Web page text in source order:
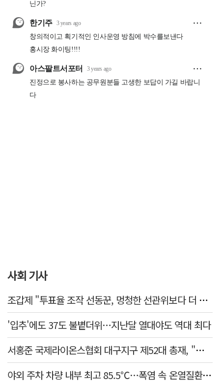
사회 기사
조갑제 "투표율 조작 선동꾼, 멍청한 선관위보다 더 나빠…부정선거, 불가능"
'입추'에도 37도 불볕더위…지난달 열대야도 역대 최다
서홍준 국제라이온스협회 대구지구 제52대 총재, "지역사회 모두가 웃는 날까지 봉사"
야외 주차 차량 내부 최고 85.5℃…폭염 속 온열질환·차량 방치사고 주의보